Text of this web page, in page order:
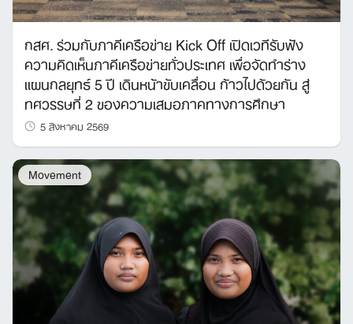
กสศ. ร่วมกับภาคีเครือข่าย Kick Off เปิดเวทีรับฟัง
ความคิดเห็นภาคีเครือข่ายทั่วประเทศ เพื่อจัดทำร่าง
แผนกลยุทธ์ 5 ปี เดินหน้าขับเคลื่อน ก้าวไปด้วยกัน สู่
ทศวรรษที่ 2 ของความเสมอภาคทางการศึกษา
5 สิงหาคม 2569
Movement